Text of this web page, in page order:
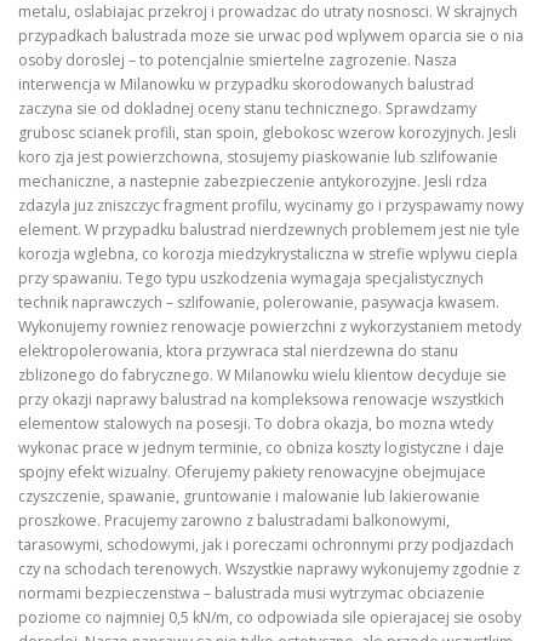
metalu, oslabiajac przekroj i prowadzac do utraty nosnosci. W skrajnych
przypadkach balustrada moze sie urwac pod wplywem oparcia sie o nia
osoby doroslej – to potencjalnie smiertelne zagrozenie. Nasza
interwencja w Milanowku w przypadku skorodowanych balustrad
zaczyna sie od dokladnej oceny stanu technicznego. Sprawdzamy
grubosc scianek profili, stan spoin, glebokosc wzerow korozyjnych. Jesli
koro zja jest powierzchowna, stosujemy piaskowanie lub szlifowanie
mechaniczne, a nastepnie zabezpieczenie antykorozyjne. Jesli rdza
zdazyla juz zniszczyc fragment profilu, wycinamy go i przyspawamy nowy
element. W przypadku balustrad nierdzewnych problemem jest nie tyle
korozja wglebna, co korozja miedzykrystaliczna w strefie wplywu ciepla
przy spawaniu. Tego typu uszkodzenia wymagaja specjalistycznych
technik naprawczych – szlifowanie, polerowanie, pasywacja kwasem.
Wykonujemy rowniez renowacje powierzchni z wykorzystaniem metody
elektropolerowania, ktora przywraca stal nierdzewna do stanu
zblizonego do fabrycznego. W Milanowku wielu klientow decyduje sie
przy okazji naprawy balustrad na kompleksowa renowacje wszystkich
elementow stalowych na posesji. To dobra okazja, bo mozna wtedy
wykonac prace w jednym terminie, co obniza koszty logistyczne i daje
spojny efekt wizualny. Oferujemy pakiety renowacyjne obejmujace
czyszczenie, spawanie, gruntowanie i malowanie lub lakierowanie
proszkowe. Pracujemy zarowno z balustradami balkonowymi,
tarasowymi, schodowymi, jak i poreczami ochronnymi przy podjazdach
czy na schodach terenowych. Wszystkie naprawy wykonujemy zgodnie z
normami bezpieczenstwa – balustrada musi wytrzymac obciazenie
poziome co najmniej 0,5 kN/m, co odpowiada sile opierajacej sie osoby